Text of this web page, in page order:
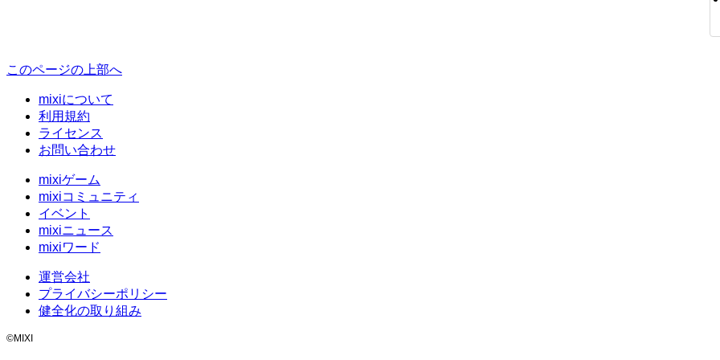
このページの上部へ
mixiについて
利用規約
ライセンス
お問い合わせ
mixiゲーム
mixiコミュニティ
イベント
mixiニュース
mixiワード
運営会社
プライバシーポリシー
健全化の取り組み
©MIXI